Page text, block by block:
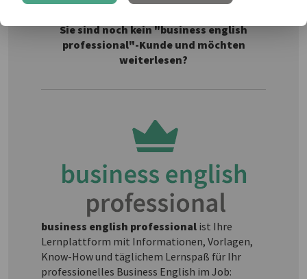
Sie sind noch kein "business english
professional"-Kunde und möchten
weiterlesen?
business english professional ist Ihre
Lernplattform mit Informationen, Vorlagen,
Know-How und täglichem Lernspaß für Ihr
professionelles Business English im Job: